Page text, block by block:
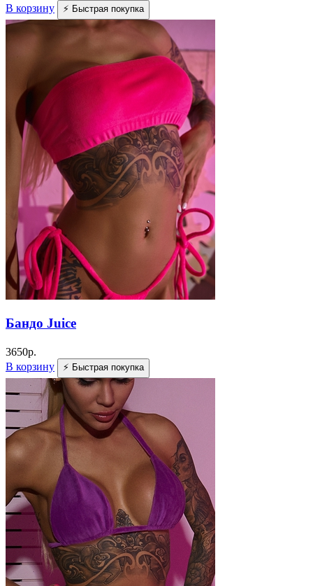
В корзину
⚡ Быстрая покупка
Бандо Juice
3650р.
В корзину
⚡ Быстрая покупка